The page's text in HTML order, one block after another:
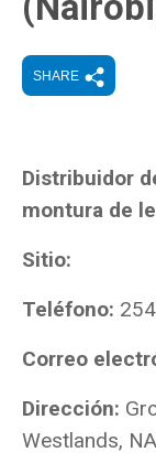
SHARE
Distribuidor
montura de
Sitio:
Teléfono:
Correo
Dirección:
Westlands,